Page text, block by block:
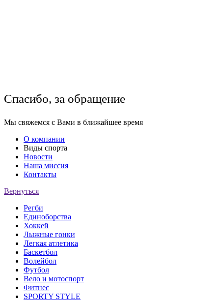
Спасибо, за обращение
Мы свяжемся с Вами в ближайшее время
О компании
Виды спорта
Новости
Наша миссия
Контакты
Вернуться
Регби
Единоборства
Хоккей
Лыжные гонки
Легкая атлетика
Баскетбол
Волейбол
Футбол
Вело и мотоспорт
Фитнес
SPORTY STYLE